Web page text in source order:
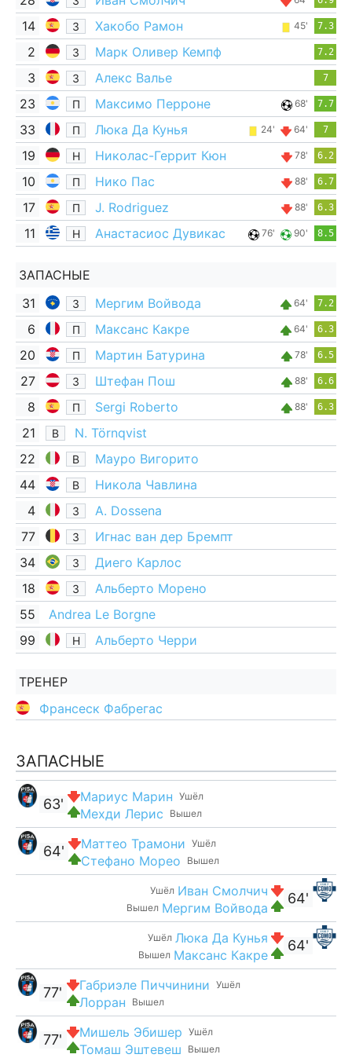
14 З Хакобо Рамон 45' 7.3
2 З Марк Оливер Кемпф 7.2
3 З Алекс Валье 7
23 П Максимо Перроне 68' 7.7
33 П Люка Да Кунья 24' 64' 7
19 Н Николас-Геррит Кюн 78' 6.2
10 П Нико Пас 88' 6.7
17 П J. Rodriguez 88' 6.3
11 Н Анастасиос Дувикас 76' 90' 8.5
ЗАПАСНЫЕ
31
З Мергим Войвода 64' 7.2
6 П Максанс Какре 64' 6.3
20 П Мартин Батурина 78' 6.5
27 З Штефан Пош 88' 6.6
8 П Sergi Roberto 88' 6.3
21 В
N. Törnqvist
22
В
Мауро Вигорито
44
В
Никола Чавлина
4
З
A. Dossena
77
З
Игнас ван дер Бремпт
34
З
Диего Карлос
18
З
Альберто Морено
55
Andrea Le Borgne
99
Н Альберто Черри
ТРЕНЕР
Франсеск Фабрегас
ЗАПАСНЫЕ
Ушёл
Мариус Марин
Вышел
Мехди Лерис
63'
Ушёл
Маттео Трамони
Вышел
Стефано Морео
64'
64'
Ушёл Иван Смолчич
Вышел Мергим Войвода
64'
Ушёл Люка Да Кунья
Вышел Максанс Какре
Ушёл
Габриэле Пиччинини
Вышел
Лорран
77'
Ушёл
Мишель Эбишер
Вышел
Томаш Эштевеш
77'